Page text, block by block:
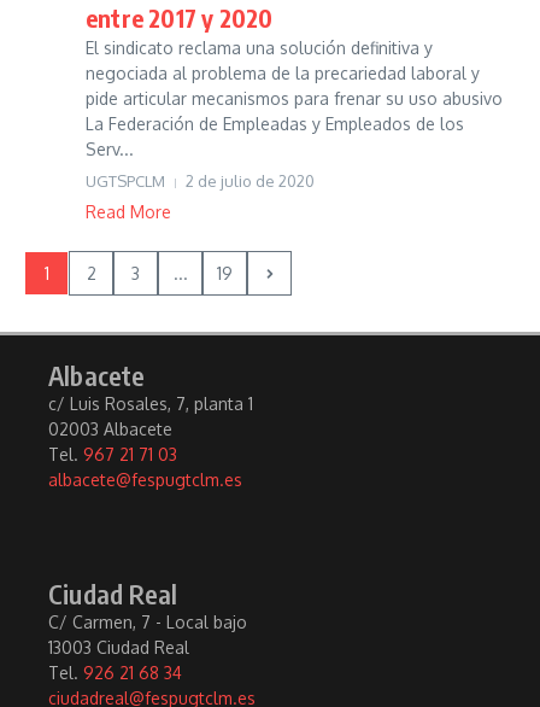
entre 2017 y 2020
El sindicato reclama una solución definitiva y
negociada al problema de la precariedad laboral y
pide articular mecanismos para frenar su uso abusivo
La Federación de Empleadas y Empleados de los
Serv...
UGTSPCLM 2 de julio de 2020
Read More
1 2 3 ... 19
Albacete
c/ Luis Rosales, 7, planta 1
02003 Albacete
Tel. 967 21 71 03
albacete@fespugtclm.es
Ciudad Real
C/ Carmen, 7 - Local bajo
13003 Ciudad Real
Tel. 926 21 68 34
ciudadreal@fespugtclm.es